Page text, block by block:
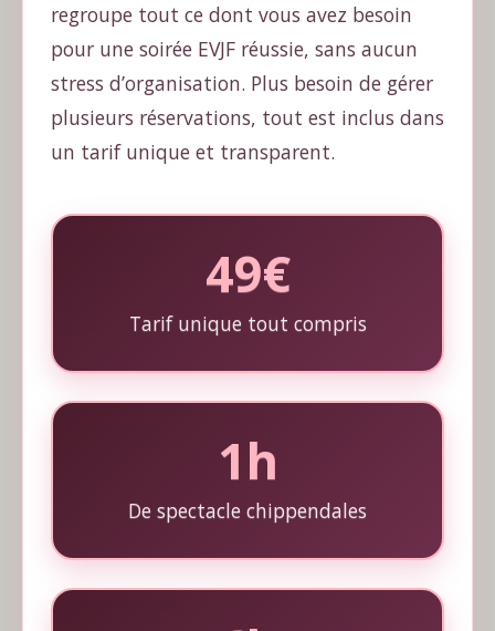
regroupe tout ce dont vous avez besoin
pour une soirée EVJF réussie, sans aucun
stress d’organisation. Plus besoin de gérer
plusieurs réservations, tout est inclus dans
un tarif unique et transparent.
49€
Tarif unique tout compris
1h
De spectacle chippendales